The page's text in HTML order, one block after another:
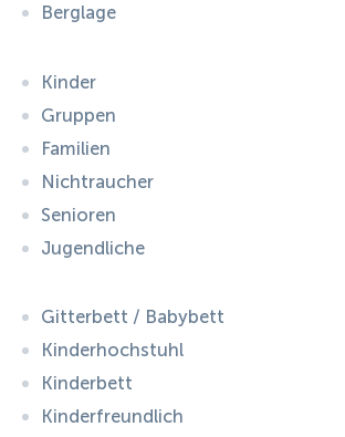
Berglage
Kinder
Gruppen
Familien
Nichtraucher
Senioren
Jugendliche
Gitterbett / Babybett
Kinderhochstuhl
Kinderbett
Kinderfreundlich